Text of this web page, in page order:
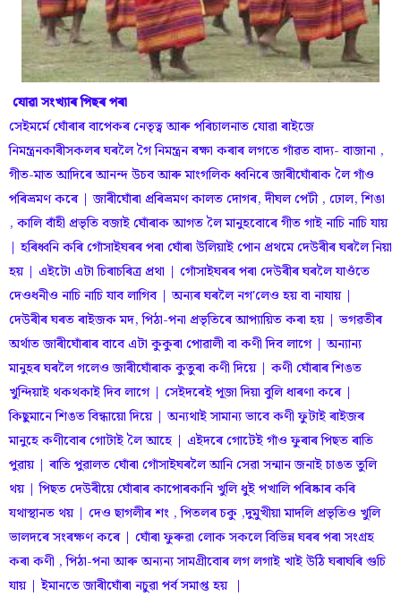
যোৱা সংখ্যাৰ পিছৰ পৰা
সেইমৰ্মে ঘোঁৰাৰ বাপেকৰ নেতৃত্ব আৰু পৰিচালনাত যোৱা ৰাইজে
নিমন্ত্ৰনকাৰীসকলৰ ঘৰলৈ গৈ নিমন্ত্রন ৰক্ষা কৰাৰ লগতে গাঁৱত বাদ্য- বাজানা ,
গীত-মাত আদিৰে আনন্দ উচব আৰু মাংগলিক ধ্বনিৰে জাৰীঘোঁৰাক লৈ গাঁও
পৰিভ্রমণ কৰে | জাৰীঘোঁৰা প্রৰিভ্রমণ কালত দোগৰ, দীঘল পেটী , ঢোল, শিঙা
, কালি বাঁহী প্রভৃতি বজাই ঘোঁৰাক আগত লৈ মানুহবোৰে গীত গাই নাচি নাচি যায়
| হৰিধ্বনি কৰি গোঁসাইঘৰৰ পৰা ঘোঁৰা উলিয়াই পোন প্রথমে দেউৰীৰ ঘৰলৈ নিয়া
হয় | এইটো এটা চিৰাচৰিত্র প্রথা | গোঁসাইঘৰৰ পৰা দেউৰীৰ ঘৰলৈ যাওঁতে
দেওধনীও নাচি নাচি যাব লাগিব | অন্যৰ ঘৰলৈ নগ'লেও হয় বা নাযায় |
দেউৰীৰ ঘৰত ৰাইজক মদ, পিঠা-পনা প্রভৃতিৰে আপ্যায়িত কৰা হয় | ভগৱতীৰ
অৰ্থাত জাৰীঘোঁৰাৰ বাবে এটা কুকুৰা পোৱালী বা কণী দিব লাগে | অন্যান্য
মানুহৰ ঘৰলৈ গলেও জাৰীঘোঁৰাক কুতুৰা কণী দিয়ে | কণী ঘোঁৰাৰ শিঙত
খুন্দিয়াই থকথকাই দিব লাগে | সেইদৰেই পূজা দিয়া বুলি ধাৰণা কৰে |
কিছুমানে শিঙত বিন্ধায়ো দিয়ে | অন্যথাই সামান্য ভাবে কণী ফুটাই ৰাইজৰ
মানুহে কণীবোৰ গোটাই লৈ আহে | এইদৰে গোটেই গাঁও ফুৰাৰ পিছত ৰাতি
পুৱায় | ৰাতি পুৱালত ঘোঁৰা গোঁসাইঘৰলৈ আনি সেৱা সন্মান জনাই চাঙত তুলি
থয় | পিছত দেউৰীয়ে ঘোঁৰাৰ কাপোৰকানি খুলি ধুই পখালি পৰিষ্কাৰ কৰি
যথাস্থানত থয় | দেও ছাগলীৰ শং , পিতলৰ চকু ,দুমুখীয়া মাদলি প্রভৃতিও খুলি
ভালদৰে সংৰক্ষণ কৰে | ঘোঁৰা ফুৰুৱা লোক সকলে বিভিন্ন ঘৰৰ পৰা সংগ্রহ
কৰা কণী , পিঠা-পনা আৰু অন্যন্য সামগ্রীবোৰ লগ লগাই খাই উঠি ঘৰাঘৰি গুচি
যায় | ইমানতে জাৰীঘোঁৰা নচুৱা পৰ্ব সমাপ্ত হয় |